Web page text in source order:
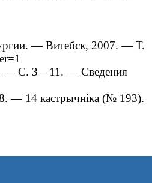
— Витебск, 2007. — Т.
— С. 3—11. — Сведения
— 14 кастрычніка (№ 193).